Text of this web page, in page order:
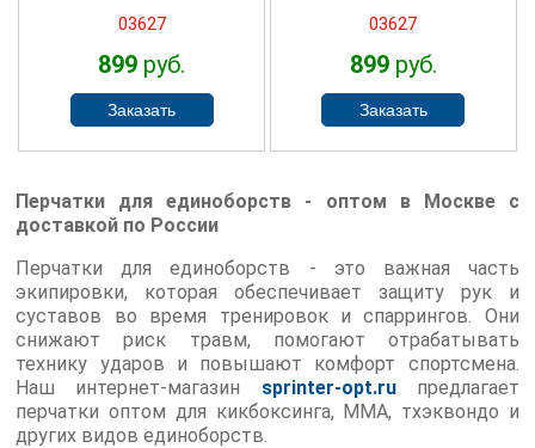
03627
899 руб.
03627
899руб.
Перчатки для единоборств - оптом в Москве с
доставкой по России
Перчатки для единоборств - это важная часть
экипировки, которая обеспечивает защиту рук и
суставов во время тренировок и спаррингов. Они
снижают риск травм, помогают отрабатывать
технику ударов и повышают комфорт спортсмена.
Наш интернет-магазин sprinter-opt.ruпредлагает
перчатки оптом для кикбоксинга, MMA, тхэквондо и
других видов единоборств.